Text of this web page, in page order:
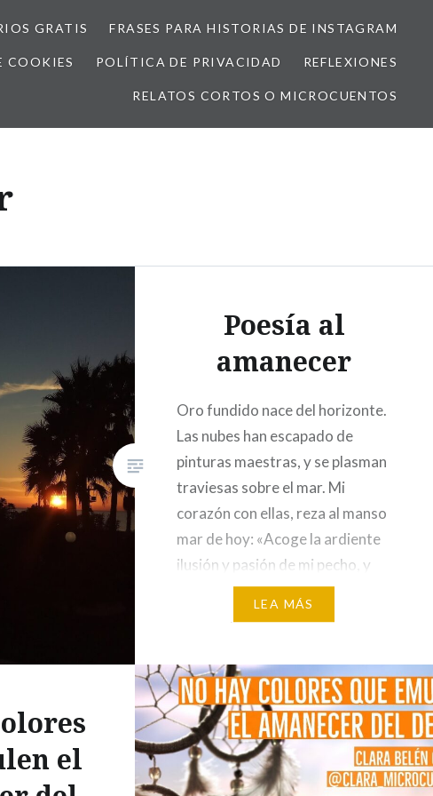
GRATIS FRASES PARA HISTORIAS DE INSTAGRAM
COOKIES POLÍTICA DE PRIVACIDAD REFLEXIONES
RELATOS CORTOS O MICROCUENTOS
Poesía al
amanecer
Oro fundido nace del horizonte.
Las nubes han escapado de
pinturas maestras, y se plasman
traviesas sobre el mar. Mi
corazón con ellas, reza al manso
mar de hoy: «Acoge la ardiente
ilusión y pasión de mi pecho, y
trae agua tranquila y clara a mi
LEA MÁS
el